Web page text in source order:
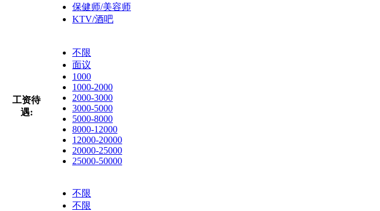
保健师/美容师
KTV/酒吧
工资待
遇:
不限
面议
1000
1000-2000
2000-3000
3000-5000
5000-8000
8000-12000
12000-20000
20000-25000
25000-50000
不限
不限